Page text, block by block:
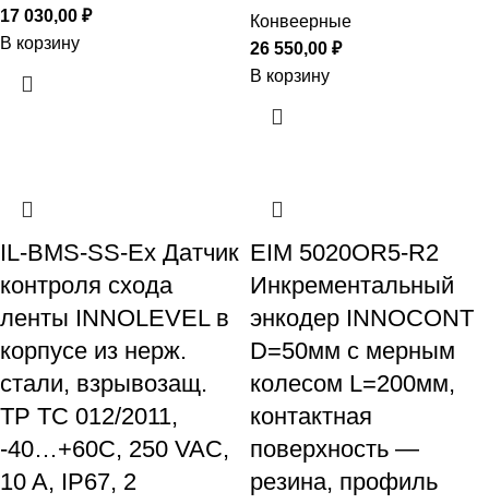
17 030,00 ₽
В корзину
Конвеерные
26 550,00 ₽
В корзину
IL-BMS-SS-Ex Датчик
контроля схода
ленты INNOLEVEL в
корпусе из нерж.
стали, взрывозащ.
ТР ТС 012/2011,
-40…+60С, 250 VAC,
10 A, IP67, 2
EIM 5020OR5-R2
Инкрементальный
энкодер INNOCONT
D=50мм с мерным
колесом L=200мм,
контактная
поверхность —
резина, профиль